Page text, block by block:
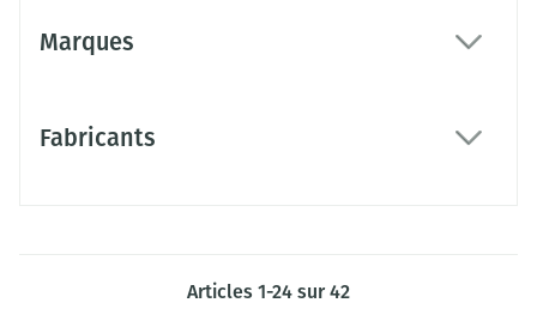
Marques
Fabricants
Articles 1-24 sur42